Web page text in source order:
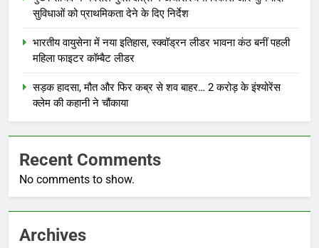
सुविधाओं को प्राथमिकता देने के दिए निर्देश
भारतीय वायुसेना में नया इतिहास, स्क्वॉड्रन लीडर भावना कंठ बनीं पहली
महिला फाइटर कॉम्बैट लीडर
सड़क हादसा, मौत और फिर कब्र से शव बाहर… 2 करोड़ के इंश्योरेंस
क्लेम की कहानी ने चौंकाया
Recent Comments
No comments to show.
Archives